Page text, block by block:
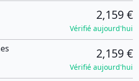
2,159 €
Vérifié aujourd'hui
2,159 €
Vérifié aujourd'hui